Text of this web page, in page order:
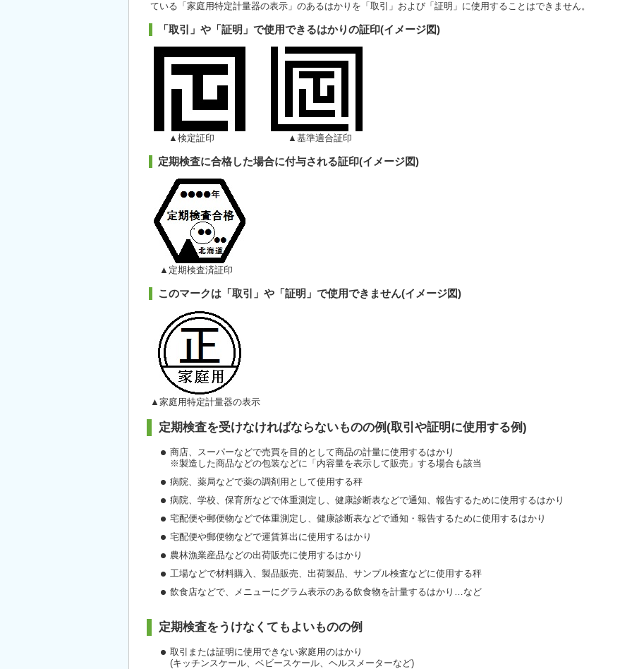
ている「家庭用特定計量器の表示」のあるはかりを「取引」および「証明」に使用することはできません。
「取引」や「証明」で使用できるはかりの証印(イメージ図)
▲検定証印 ▲基準適合証印
定期検査に合格した場合に付与される証印(イメージ図)
▲定期検査済証印
このマークは「取引」や「証明」で使用できません(イメージ図)
▲家庭用特定計量器の表示
定期検査を受けなければならないものの例(取引や証明に使用する例)
商店、スーパーなどで売買を目的として商品の計量に使用するはかり
※製造した商品などの包装などに「内容量を表示して販売」する場合も該当
病院、薬局などで薬の調剤用として使用する秤
病院、学校、保育所などで体重測定し、健康診断表などで通知、報告するために使用するはかり
宅配便や郵便物などで体重測定し、健康診断表などで通知・報告するために使用するはかり
宅配便や郵便物などで運賃算出に使用するはかり
農林漁業産品などの出荷販売に使用するはかり
工場などで材料購入、製品販売、出荷製品、サンプル検査などに使用する秤
飲食店などで、メニューにグラム表示のある飲食物を計量するはかり…など
定期検査をうけなくてもよいものの例
取引または証明に使用できない家庭用のはかり
(キッチンスケール、ベビースケール、ヘルスメーターなど)